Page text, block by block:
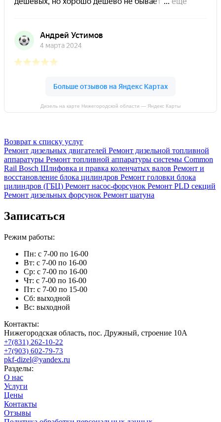
Дизель на карте Нижегородской области — Яндекс Карты
Возврат к списку услуг
Ремонт дизельных двигателей Ремонт дизельной топливной
аппаратуры Ремонт топливной аппаратуры системы Common
Rail Bosch Шлифовка и правка коленчатых валов Ремонт и
восстановление блока цилиндров Ремонт головки блока
цилиндров (ГБЦ) Ремонт насос-форсунок Ремонт PLD секций
Ремонт дизельных форсунок Ремонт шатуна
Записаться
Режим работы:
Пн: с 7-00 по 16-00
Вт: с 7-00 по 16-00
Ср: с 7-00 по 16-00
Чт: с 7-00 по 16-00
Пт: с 7-00 по 15-00
Сб: выходной
Вс: выходной
Контакты:
Нижегородская область, пос. Дружный, строение 10А
+7(831) 262-10-22
+7(903) 602-79-73
pkf-dizel@yandex.ru
Разделы:
О нас
Услуги
Цены
Контакты
Отзывы